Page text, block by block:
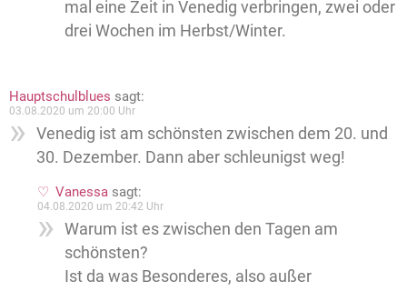
mal eine Zeit in Venedig verbringen, zwei oder
drei Wochen im Herbst/Winter.
Hauptschulblues sagt:
03.08.2020 um 20:00 Uhr
Venedig ist am schönsten zwischen dem 20. und
30. Dezember. Dann aber schleunigst weg!
Vanessa sagt:
04.08.2020 um 20:42 Uhr
Warum ist es zwischen den Tagen am
schönsten?
Ist da was Besonderes, also außer